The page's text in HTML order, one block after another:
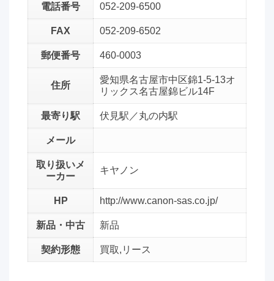
電話番号 052-209-6500
FAX 052-209-6502
郵便番号 460-0003
住所
愛知県名古屋市中区錦1-5-13オ
リックス名古屋錦ビル14F
最寄り駅 伏見駅／丸の内駅
メール
取り扱いメ
ーカー
キヤノン
HP http://www.canon-sas.co.jp/
新品・中古 新品
契約形態 買取,リース